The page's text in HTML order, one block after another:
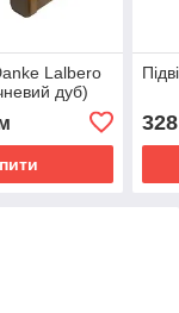
Lalbero
дуб)
328